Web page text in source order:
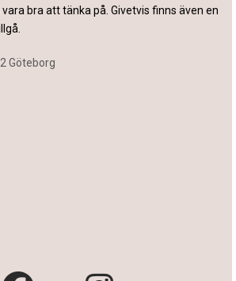
bra att tänka på. Givetvis finns även en
Göteborg